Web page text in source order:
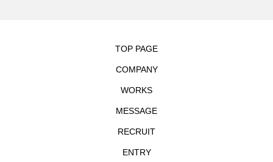
TOP PAGE
COMPANY
WORKS
MESSAGE
RECRUIT
ENTRY